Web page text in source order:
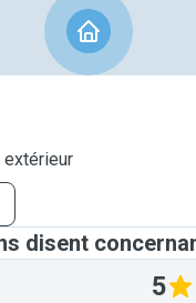
extérieur
disent
5